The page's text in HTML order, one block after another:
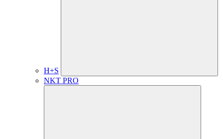
H+S
NKT PRO